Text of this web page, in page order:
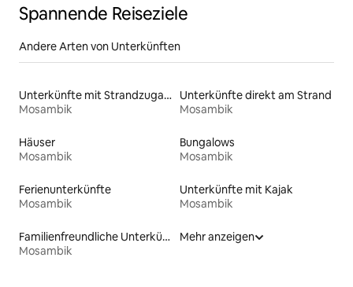
Spannende Reiseziele
Andere Arten von Unterkünften
Unterkünfte mit Strandzugang
Mosambik
Unterkünfte direkt am Strand
Mosambik
Häuser
Mosambik
Bungalows
Mosambik
Ferienunterkünfte
Mosambik
Unterkünfte mit Kajak
Mosambik
Familienfreundliche Unterkünfte
Mosambik
Mehr anzeigen